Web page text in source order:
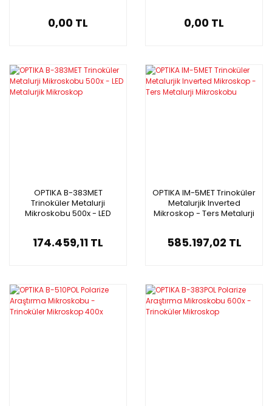
0,00 TL 0,00 TL
OPTIKA B-383MET
Trinoküler Metalurji
Mikroskobu 500x - LED
174.459,11 TL
OPTIKA IM-5MET Trinoküler
Metalurjik Inverted
Mikroskop - Ters Metalurji
585.197,02 TL